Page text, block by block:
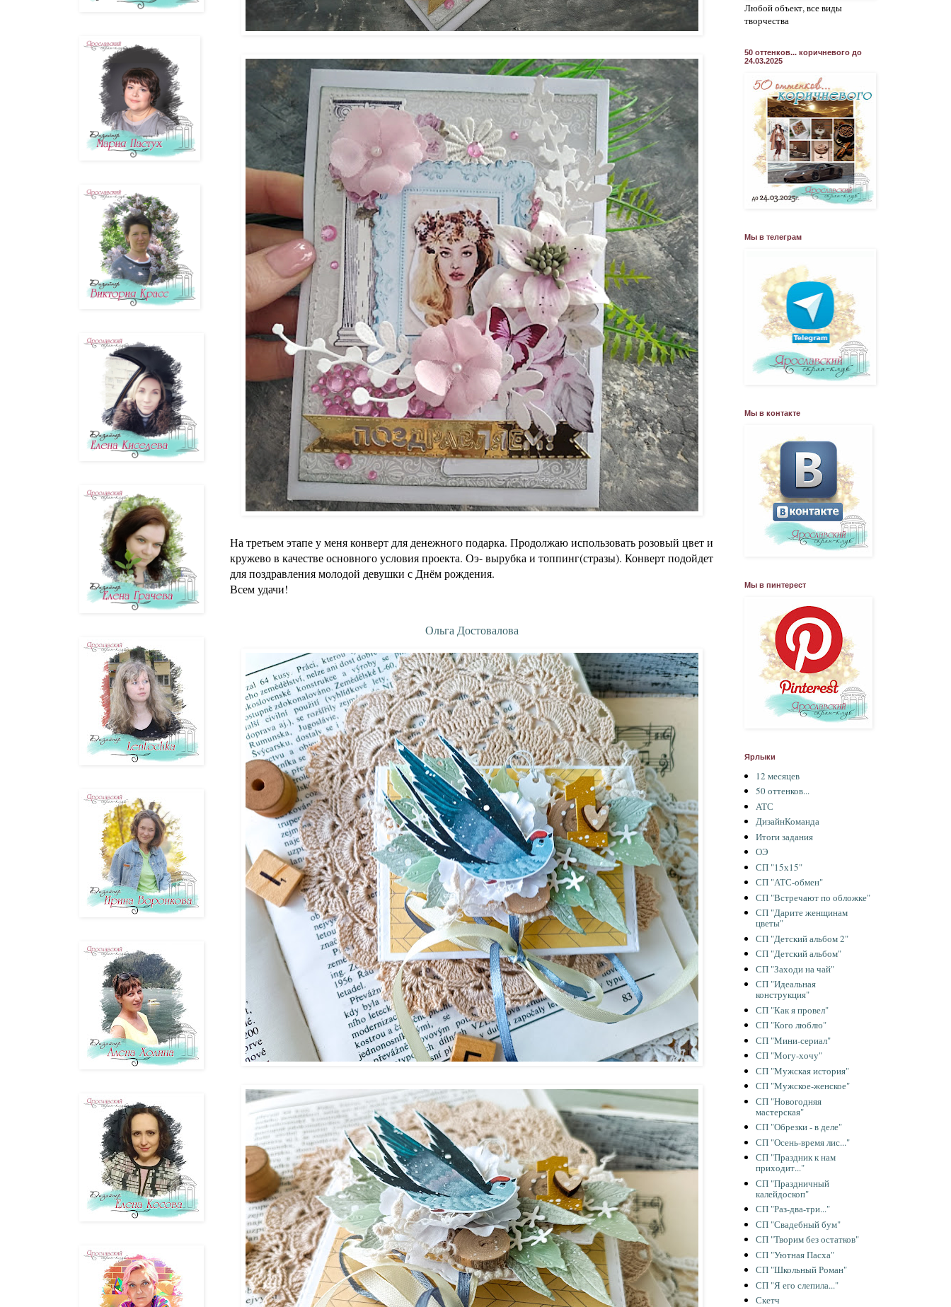
На третьем этапе у меня конверт для денежного подарка. Продолжаю использовать розовый цвет и
кружево в качестве основного условия проекта. Оэ- вырубка и топпинг(стразы). Конверт подойдет
для поздравления молодой девушки с Днём рождения.
Всем удачи!
Ольга Достовалова
Любой объект, все виды
творчества
50 оттенков... коричневого до
24.03.2025
Мы в телеграм
Мы в контакте
Мы в пинтерест
Ярлыки
12 месяцев
50 оттенков...
АТС
ДизайнКоманда
Итоги задания
ОЭ
СП "15х15"
СП "АТС-обмен"
СП "Встречают по обложке"
СП "Дарите женщинам
цветы"
СП "Детский альбом 2"
СП "Детский альбом"
СП "Заходи на чай"
СП "Идеальная
конструкция"
СП "Как я провел"
СП "Кого люблю"
СП "Мини-сериал"
СП "Могу-хочу"
СП "Мужская история"
СП "Мужское-женское"
СП "Новогодняя
мастерская"
СП "Обрезки - в деле"
СП "Осень-время лис..."
СП "Праздник к нам
приходит..."
СП "Праздничный
калейдоскоп"
СП "Раз-два-три..."
СП "Свадебный бум"
СП "Творим без остатков"
СП "Уютная Пасха"
СП "Школьный Роман"
СП "Я его слепила..."
Скетч